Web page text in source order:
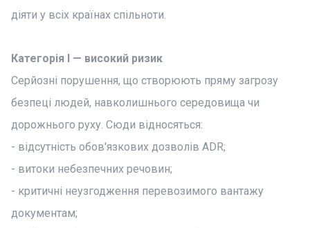
діяти у всіх країнах спільноти.
Категорія I — високий ризик
Серйозні порушення, що створюють пряму загрозу
безпеці людей, навколишнього середовища чи
дорожнього руху. Сюди відносяться:
- відсутність обов'язкових дозволів ADR;
- витоки небезпечних речовин;
- критичні неузгодження перевозимого вантажу
документам;